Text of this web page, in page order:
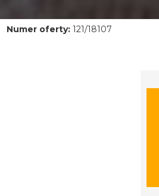
Numer oferty:121/18107